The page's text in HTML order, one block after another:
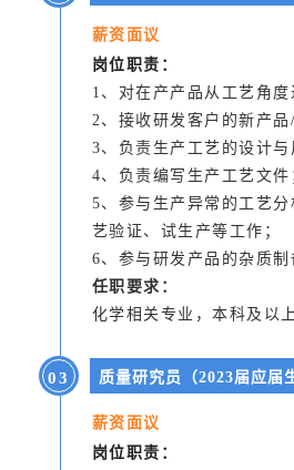
薪资面议
岗位职责：
1、对在产产品从工艺角
2、接收研发客户的新产
3、负责生产工艺的设计与
4、负责编写生产工艺文件
5、参与生产异常的工艺
艺验证、试生产等工作；
6、参与研发产品的杂质制
任职要求：
化学相关专业，本科及以
03 质量研究员（2023届应届
薪资面议
岗位职责：